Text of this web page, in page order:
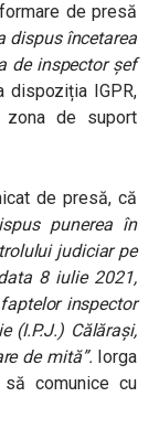
de presă
dispus încetarea
de inspector șef
IGPR,
de suport
de presă, că
punerea în
judiciar pe
8 iulie 2021,
inspector
(I.P.J.) Călărași,
de mită”. Iorga
comunice cu